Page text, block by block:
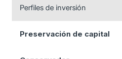
Perfiles de inversión
Preservación de capital